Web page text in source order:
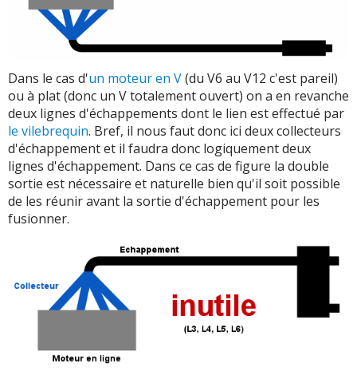
Dans le cas d'un moteur en V(du V6 au V12 c'est pareil)
ou à plat (donc un V totalement ouvert) on a en revanche
deux lignes d'échappements dont le lien est effectué par
le vilebrequin. Bref, il nous faut donc ici deux collecteurs
d'échappement et il faudra donc logiquement deux
lignes d'échappement. Dans ce cas de figure la double
sortie est nécessaire et naturelle bien qu'il soit possible
de les réunir avant la sortie d'échappement pour les
fusionner.